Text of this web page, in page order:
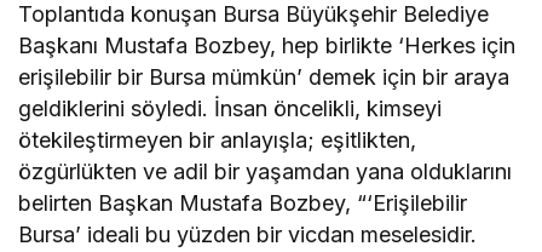
Toplantıda konuşan Bursa Büyükşehir Belediye
Başkanı Mustafa Bozbey, hep birlikte ‘Herkes için
erişilebilir bir Bursa mümkün’ demek için bir araya
geldiklerini söyledi. İnsan öncelikli, kimseyi
ötekileştirmeyen bir anlayışla; eşitlikten,
özgürlükten ve adil bir yaşamdan yana olduklarını
belirten Başkan Mustafa Bozbey, “‘Erişilebilir
Bursa’ ideali bu yüzden bir vicdan meselesidir.